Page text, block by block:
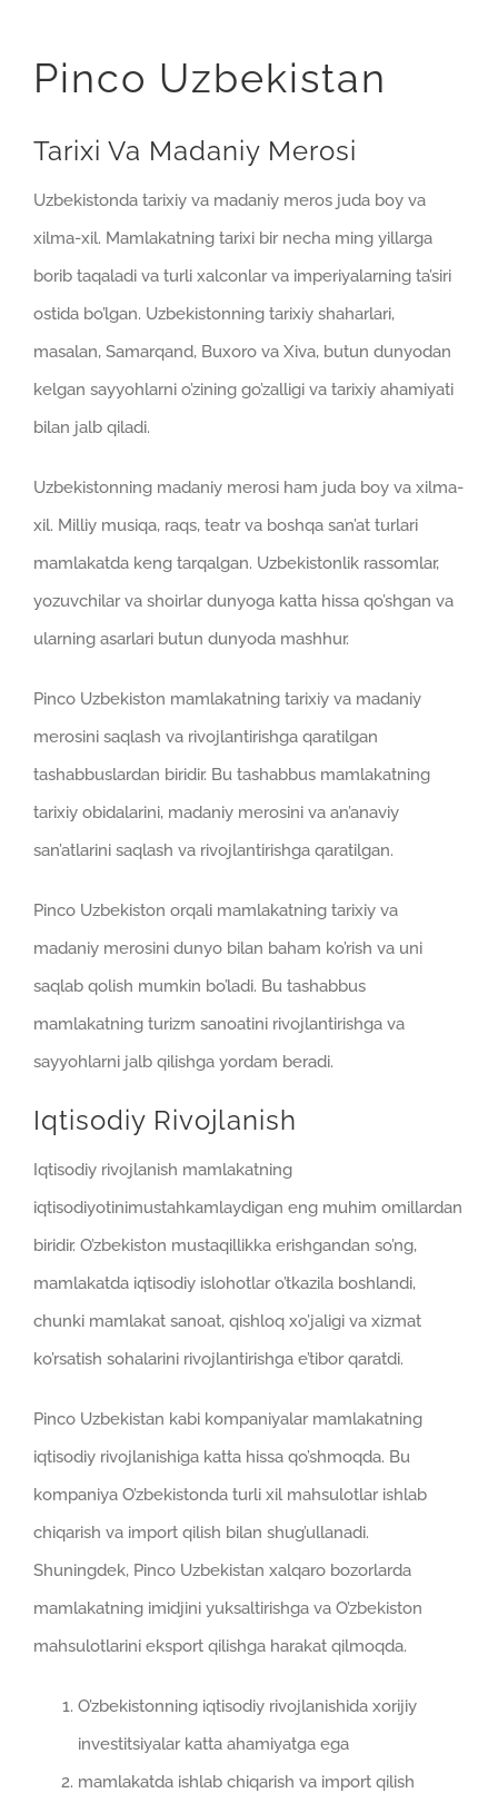
Pinco Uzbekistan
Tarixi Va Madaniy Merosi
Uzbekistonda tarixiy va madaniy meros juda boy va
xilma-xil. Mamlakatning tarixi bir necha ming yillarga
borib taqaladi va turli xalconlar va imperiyalarning ta’siri
ostida bo’lgan. Uzbekistonning tarixiy shaharlari,
masalan, Samarqand, Buxoro va Xiva, butun dunyodan
kelgan sayyohlarni o’zining go’zalligi va tarixiy ahamiyati
bilan jalb qiladi.
Uzbekistonning madaniy merosi ham juda boy va xilma-
xil. Milliy musiqa, raqs, teatr va boshqa san’at turlari
mamlakatda keng tarqalgan. Uzbekistonlik rassomlar,
yozuvchilar va shoirlar dunyoga katta hissa qo’shgan va
ularning asarlari butun dunyoda mashhur.
Pinco Uzbekiston mamlakatning tarixiy va madaniy
merosini saqlash va rivojlantirishga qaratilgan
tashabbuslardan biridir. Bu tashabbus mamlakatning
tarixiy obidalarini, madaniy merosini va an’anaviy
san’atlarini saqlash va rivojlantirishga qaratilgan.
Pinco Uzbekiston orqali mamlakatning tarixiy va
madaniy merosini dunyo bilan baham ko’rish va uni
saqlab qolish mumkin bo’ladi. Bu tashabbus
mamlakatning turizm sanoatini rivojlantirishga va
sayyohlarni jalb qilishga yordam beradi.
Iqtisodiy Rivojlanish
Iqtisodiy rivojlanish mamlakatning
iqtisodiyotinimustahkamlaydigan eng muhim omillardan
biridir. O’zbekiston mustaqillikka erishgandan so’ng,
mamlakatda iqtisodiy islohotlar o’tkazila boshlandi,
chunki mamlakat sanoat, qishloq xo’jaligi va xizmat
ko’rsatish sohalarini rivojlantirishga e’tibor qaratdi.
Pinco Uzbekistan kabi kompaniyalar mamlakatning
iqtisodiy rivojlanishiga katta hissa qo’shmoqda. Bu
kompaniya O’zbekistonda turli xil mahsulotlar ishlab
chiqarish va import qilish bilan shug’ullanadi.
Shuningdek, Pinco Uzbekistan xalqaro bozorlarda
mamlakatning imidjini yuksaltirishga va O’zbekiston
mahsulotlarini eksport qilishga harakat qilmoqda.
O’zbekistonning iqtisodiy rivojlanishida xorijiy
investitsiyalar katta ahamiyatga ega
mamlakatda ishlab chiqarish va import qilish